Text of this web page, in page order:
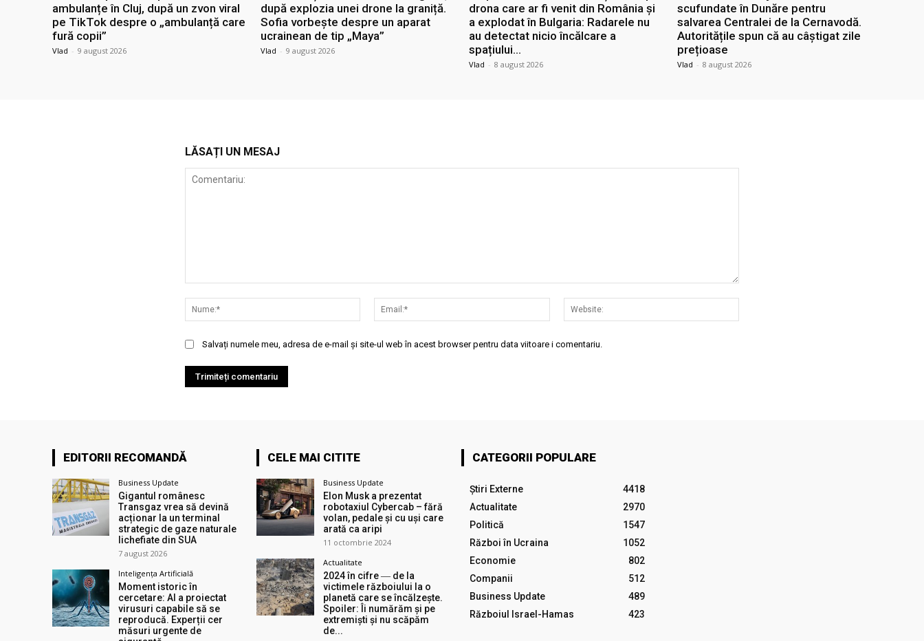
ambulanțe în Cluj, după un zvon viral
pe TikTok despre o „ambulanță care
fură copii”
Vlad - 9 august 2026
după explozia unei drone la graniță.
Sofia vorbește despre un aparat
ucrainean de tip „Maya”
Vlad - 9 august 2026
drona care ar fi venit din România și
a explodat în Bulgaria: Radarele nu
au detectat nicio încălcare a
spațiului...
Vlad - 8 august 2026
scufundate în Dunăre pentru
salvarea Centralei de la Cernavodă.
Autoritățile spun că au câștigat zile
prețioase
Vlad - 8 august 2026
LĂSAȚI UN MESAJ
Nume:*
Email:*
Salvați numele meu, adresa de e-mail și site-ul web în acest browser pentru data viitoare i comentariu.
EDITORII RECOMANDĂ
Business Update
Gigantul românesc
Transgaz vrea să devină
acționar la un terminal
strategic de gaze naturale
lichefiate din SUA
7 august 2026
Inteligența Artificială
Moment istoric în
cercetare: AI a proiectat
virusuri capabile să se
reproducă. Experții cer
măsuri urgente de
CELE MAI CITITE
Business Update
Elon Musk a prezentat
robotaxiul Cyberсab – fără
volan, pedale și cu uși care
arată ca aripi
11 octombrie 2024
Actualitate
2024 în cifre ― de la
victimele războiului la o
planetă care se încălzește.
Spoiler: Îi numărăm și pe
extremiști și nu scăpăm
de...
CATEGORII POPULARE
Știri Externe
4418
Actualitate
2970
Politică
1547
Război în Ucraina
1052
Economie
802
Companii
512
Business Update
489
Războiul Israel-Hamas
423